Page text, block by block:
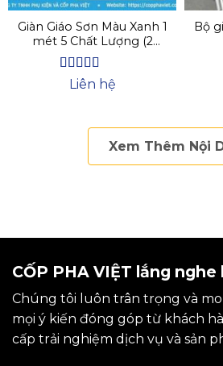
Giàn Giáo Sơn Màu Xanh 1
mét 5 Chất Lượng (2
khung 2 chéo)
Được xếp
5
Liên hệ
Bộ
Xem Thêm Nội
CỐP PHA VIỆT lắng nghe
Chúng tôi luôn trân trọng và
mọi ý kiến đóng góp từ khách
cấp trải nghiệm dịch vụ và sản